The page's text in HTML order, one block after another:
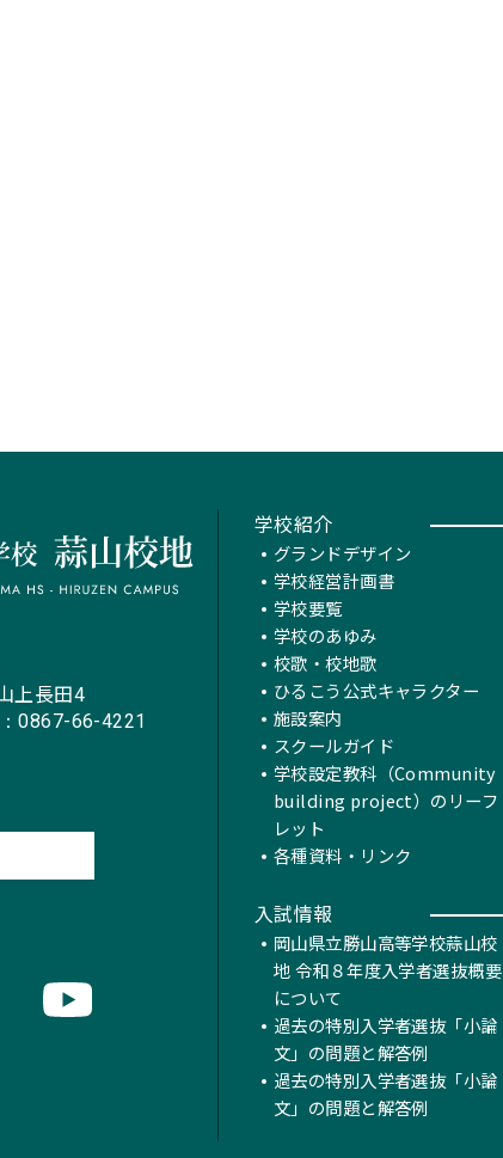
上長田4
0867-66-4221
学校紹介
グランドデザイン
学校経営計画書
学校要覧
学校のあゆみ
校歌・校地歌
ひるこう公式キャラクター
施設案内
スクールガイド
学校設定教科（Community
building project）のリーフ
レット
各種資料・リンク
入試情報
岡山県立勝山高等学校蒜山校
地 令和８年度入学者選抜概要
について
過去の特別入学者選抜「小論
文」の問題と解答例
過去の特別入学者選抜「小論
文」の問題と解答例